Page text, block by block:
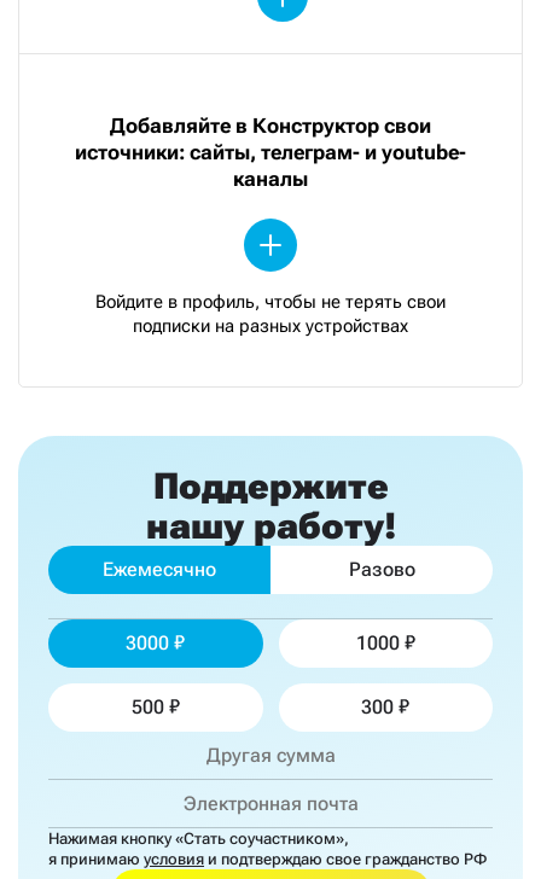
Добавляйте в Конструктор свои
источники: сайты, телеграм- и youtube-
каналы
Войдите в профиль, чтобы не терять свои
подписки на разных устройствах
Поддержите
нашу работу!
Ежемесячно Разово
3000 1000
500 300
Нажимая кнопку «Стать соучастником»,
я принимаю условия и подтверждаю свое гражданство РФ